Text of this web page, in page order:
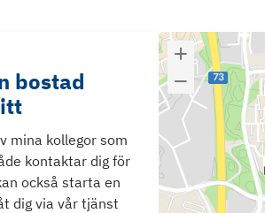
bostad
mina kollegor som
kontaktar dig för
också starta en
dig via vår tjänst